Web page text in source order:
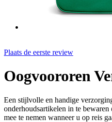
Plaats de eerste review
Oogvoororen
Een stijlvolle en handige
onderhoudsartikelen in te
mee te nemen wanneer u op reis